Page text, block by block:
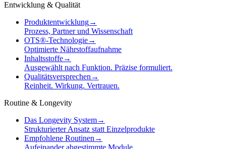
Entwicklung & Qualität
Produktentwicklung→
Prozess, Partner und Wissenschaft
OTS®-Technologie→
Optimierte Nährstoffaufnahme
Inhaltsstoffe→
Ausgewählt nach Funktion. Präzise formuliert.
Qualitätsversprechen→
Reinheit. Wirkung. Vertrauen.
Routine & Longevity
Das Longevity System→
Strukturierter Ansatz statt Einzelprodukte
Empfohlene Routinen→